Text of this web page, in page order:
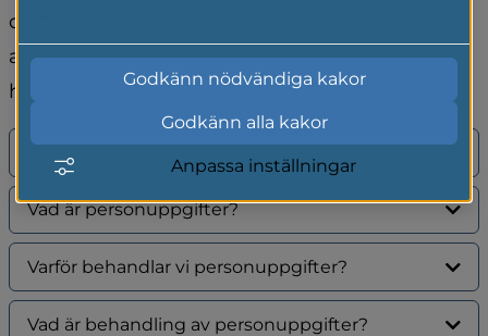
dina personuppgifter på ett korrekt, säkert och
ansvarsfullt sätt. Här kan du läsa om hur vi
hanterar dina personuppgifter.
Vad är personuppgifter?
Varför behandlar vi personuppgifter?
Vad är behandling av personuppgifter?
Godkänn nödvändiga kakor
Godkänn alla kakor
Anpassa inställningar